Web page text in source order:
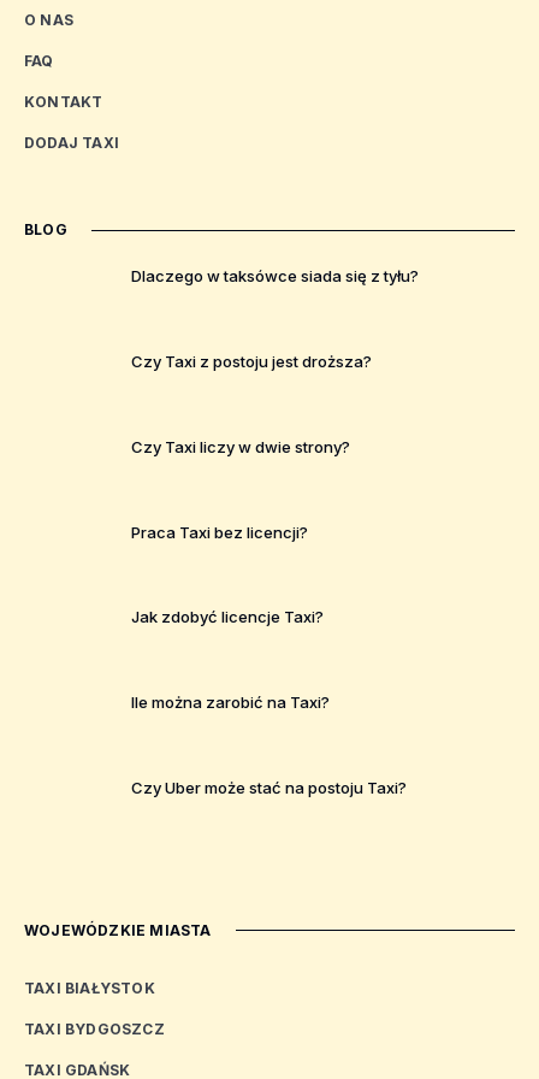
O NAS
FAQ
KONTAKT
DODAJ TAXI
BLOG
Dlaczego w taksówce siada się z tyłu?
Czy Taxi z postoju jest droższa?
Czy Taxi liczy w dwie strony?
Praca Taxi bez licencji?
Jak zdobyć licencje Taxi?
Ile można zarobić na Taxi?
Czy Uber może stać na postoju Taxi?
WOJEWÓDZKIE MIASTA
TAXI BIAŁYSTOK
TAXI BYDGOSZCZ
TAXI GDAŃSK